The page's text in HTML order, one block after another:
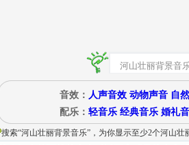
音效： 人声音效 动物声音 自
配乐： 轻音乐 经典音乐 婚礼
搜索“河山壮丽背景音乐”，为你显示至少2个河山壮